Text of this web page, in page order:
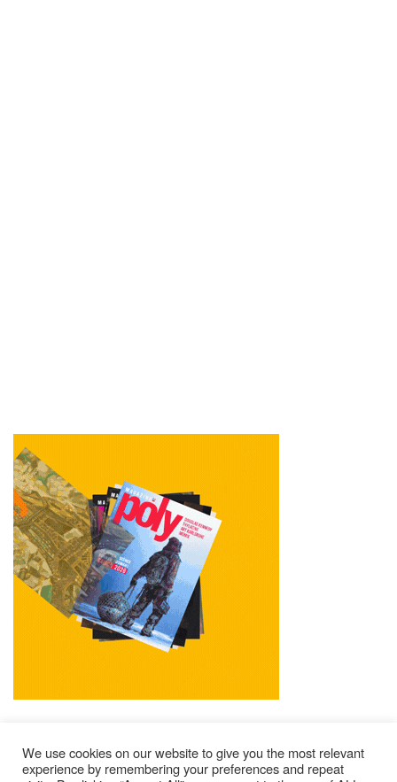
We use cookies on our website to give you the most relevant
experience by remembering your preferences and repeat